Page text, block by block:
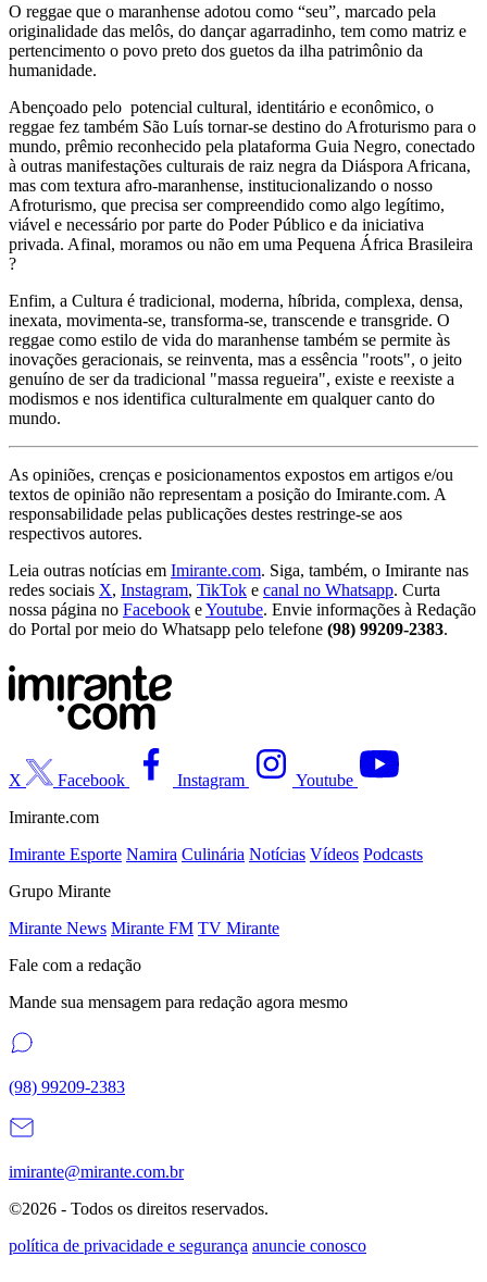
O reggae que o maranhense adotou como “seu”, marcado pela
originalidade das melôs, do dançar agarradinho, tem como matriz e
pertencimento o povo preto dos guetos da ilha patrimônio da
humanidade.
Abençoado pelo potencial cultural, identitário e econômico, o
reggae fez também São Luís tornar-se destino do Afroturismo para o
mundo, prêmio reconhecido pela plataforma Guia Negro, conectado
à outras manifestações culturais de raiz negra da Diáspora Africana,
mas com textura afro-maranhense, institucionalizando o nosso
Afroturismo, que precisa ser compreendido como algo legítimo,
viável e necessário por parte do Poder Público e da iniciativa
privada. Afinal, moramos ou não em uma Pequena África Brasileira
?
Enfim, a Cultura é tradicional, moderna, híbrida, complexa, densa,
inexata, movimenta-se, transforma-se, transcende e transgride. O
reggae como estilo de vida do maranhense também se permite às
inovações geracionais, se reinventa, mas a essência "roots", o jeito
genuíno de ser da tradicional "massa regueira", existe e reexiste a
modismos e nos identifica culturalmente em qualquer canto do
mundo.
As opiniões, crenças e posicionamentos expostos em artigos e/ou
textos de opinião não representam a posição do Imirante.com. A
responsabilidade pelas publicações destes restringe-se aos
respectivos autores.
Leia outras notícias em Imirante.com. Siga, também, o Imirante nas
redes sociais X, Instagram, TikTok e canal no Whatsapp. Curta
nossa página no Facebook eYoutube. Envie informações à Redação
do Portal por meio do Whatsapp pelo telefone (98) 99209-2383.
X Facebook Instagram
Youtube
Imirante.com
Imirante Esporte Namira Culinária Notícias Vídeos Podcasts
Grupo Mirante
Mirante News Mirante FM TV Mirante
Fale com a redação
Mande sua mensagem para redação agora mesmo
(98) 99209-2383
imirante@mirante.com.br
©2026 - Todos os direitos reservados.
política de privacidade e segurança anuncie conosco